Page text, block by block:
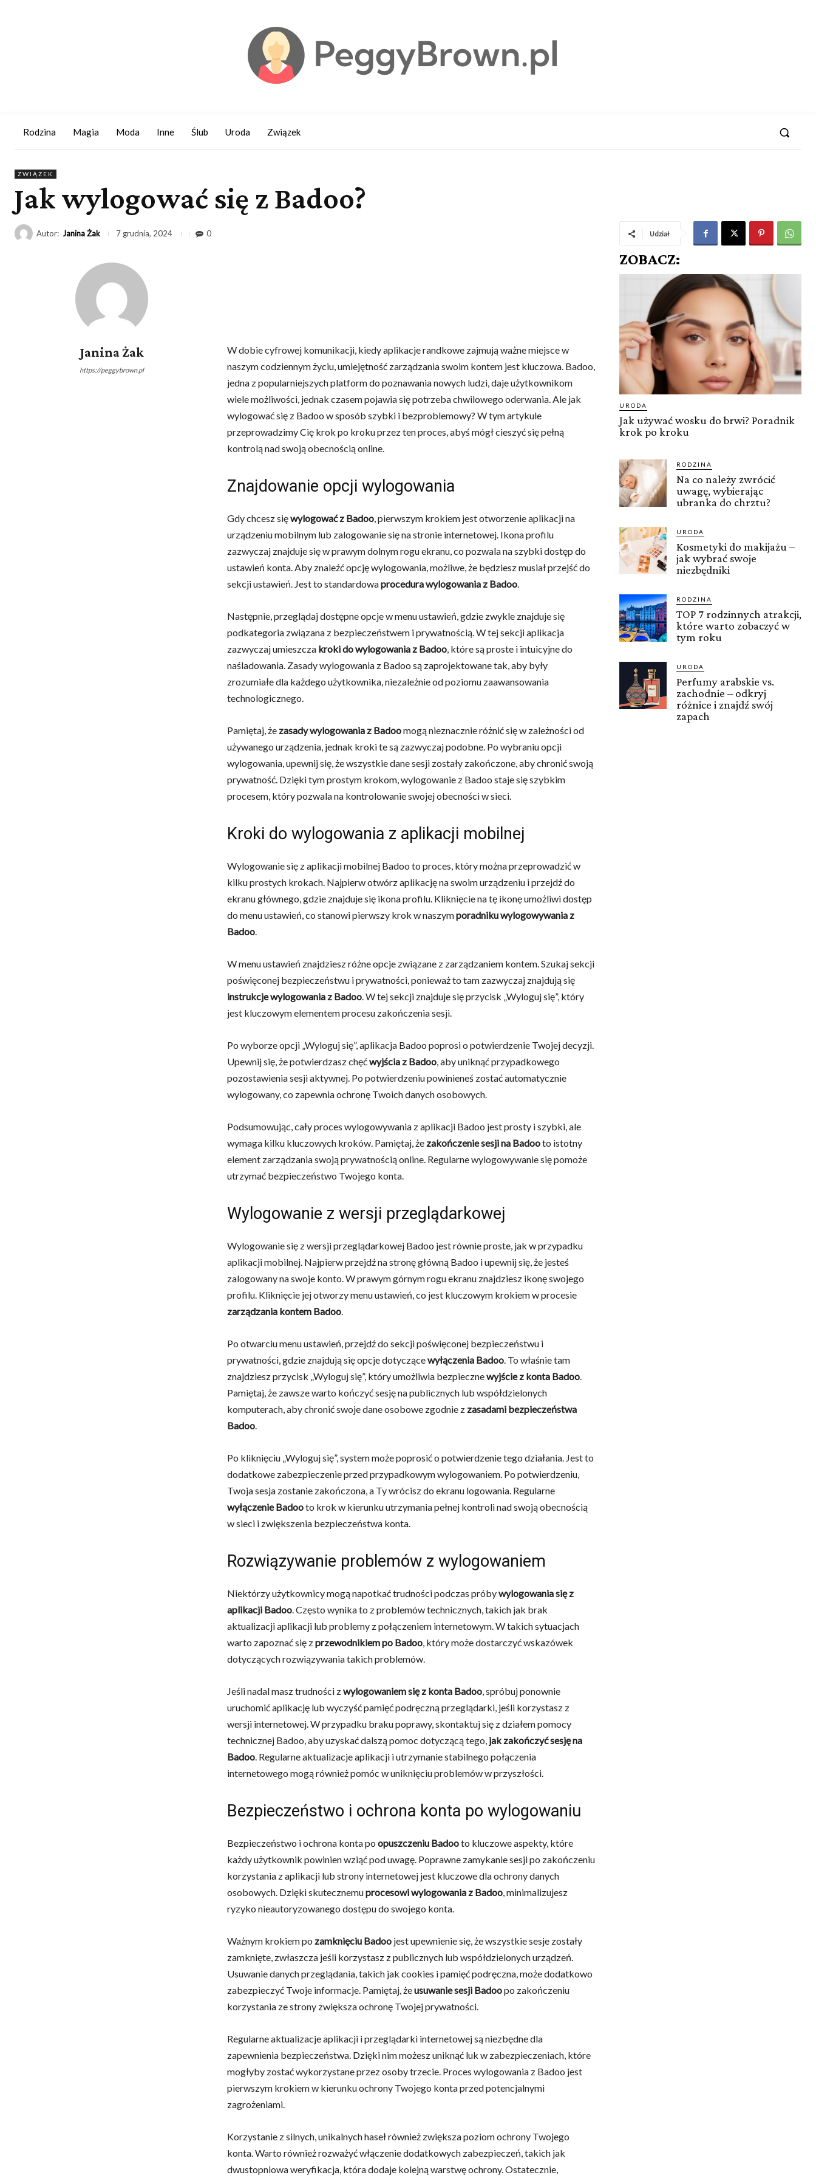
Rodzina Magia Moda Inne Ślub Uroda Związek
ZWIĄZEK
Jak wylogować się z Badoo?
Autor: Janina Żak 7 grudnia, 2024 0 Udział
Janina Żak
https://peggybrown.pl
W dobie cyfrowej komunikacji, kiedy aplikacje randkowe zajmują ważne miejsce w
naszym codziennym życiu, umiejętność zarządzania swoim kontem jest kluczowa. Badoo,
jedna z popularniejszych platform do poznawania nowych ludzi, daje użytkownikom
wiele możliwości, jednak czasem pojawia się potrzeba chwilowego oderwania. Ale jak
wylogować się z Badoo w sposób szybki i bezproblemowy? W tym artykule
przeprowadzimy Cię krok po kroku przez ten proces, abyś mógł cieszyć się pełną
kontrolą nad swoją obecnością online.
Znajdowanie opcji wylogowania
Gdy chcesz sięwylogować z Badoo, pierwszym krokiem jest otworzenie aplikacji na
urządzeniu mobilnym lub zalogowanie się na stronie internetowej. Ikona profilu
zazwyczaj znajduje się w prawym dolnym rogu ekranu, co pozwala na szybki dostęp do
ustawień konta. Aby znaleźć opcję wylogowania, możliwe, że będziesz musiał przejść do
sekcji ustawień. Jest to standardowaprocedura wylogowania z Badoo.
Następnie, przeglądaj dostępne opcje w menu ustawień, gdzie zwykle znajduje się
podkategoria związana z bezpieczeństwem i prywatnością. W tej sekcji aplikacja
zazwyczaj umieszcza kroki do wylogowania z Badoo, które są proste i intuicyjne do
naśladowania. Zasady wylogowania z Badoo są zaprojektowane tak, aby były
zrozumiałe dla każdego użytkownika, niezależnie od poziomu zaawansowania
technologicznego.
Pamiętaj, że zasady wylogowania z Badoomogą nieznacznie różnić się w zależności od
używanego urządzenia, jednak kroki te są zazwyczaj podobne. Po wybraniu opcji
wylogowania, upewnij się, że wszystkie dane sesji zostały zakończone, aby chronić swoją
prywatność. Dzięki tym prostym krokom, wylogowanie z Badoo staje się szybkim
procesem, który pozwala na kontrolowanie swojej obecności w sieci.
Kroki do wylogowania z aplikacji mobilnej
Wylogowanie się z aplikacji mobilnej Badoo to proces, który można przeprowadzić w
kilku prostych krokach. Najpierw otwórz aplikację na swoim urządzeniu i przejdź do
ekranu głównego, gdzie znajduje się ikona profilu. Kliknięcie na tę ikonę umożliwi dostęp
do menu ustawień, co stanowi pierwszy krok w naszymporadniku wylogowywania z
Badoo.
W menu ustawień znajdziesz różne opcje związane z zarządzaniem kontem. Szukaj sekcji
poświęconej bezpieczeństwu i prywatności, ponieważ to tam zazwyczaj znajdują się
instrukcje wylogowania z Badoo. W tej sekcji znajduje się przycisk „Wyloguj się”, który
jest kluczowym elementem procesu zakończenia sesji.
Po wyborze opcji „Wyloguj się”, aplikacja Badoo poprosi o potwierdzenie Twojej decyzji.
Upewnij się, że potwierdzasz chęćwyjścia z Badoo, aby uniknąć przypadkowego
pozostawienia sesji aktywnej. Po potwierdzeniu powinieneś zostać automatycznie
wylogowany, co zapewnia ochronę Twoich danych osobowych.
Podsumowując, cały proces wylogowywania z aplikacji Badoo jest prosty i szybki, ale
wymaga kilku kluczowych kroków. Pamiętaj, że zakończenie sesji na Badooto istotny
element zarządzania swoją prywatnością online. Regularne wylogowywanie się pomoże
utrzymać bezpieczeństwo Twojego konta.
Wylogowanie z wersji przeglądarkowej
Wylogowanie się z wersji przeglądarkowej Badoo jest równie proste, jak w przypadku
aplikacji mobilnej. Najpierw przejdź na stronę główną Badoo i upewnij się, że jesteś
zalogowany na swoje konto. W prawym górnym rogu ekranu znajdziesz ikonę swojego
profilu. Kliknięcie jej otworzy menu ustawień, co jest kluczowym krokiem w procesie
zarządzania kontem Badoo.
Po otwarciu menu ustawień, przejdź do sekcji poświęconej bezpieczeństwu i
prywatności, gdzie znajdują się opcje dotyczącewyłączenia Badoo. To właśnie tam
znajdziesz przycisk „Wyloguj się”, który umożliwia bezpiecznewyjście z konta Badoo.
Pamiętaj, że zawsze warto kończyć sesję na publicznych lub współdzielonych
komputerach, aby chronić swoje dane osobowe zgodnie z zasadami bezpieczeństwa
Badoo.
Po kliknięciu „Wyloguj się”, system może poprosić o potwierdzenie tego działania. Jest to
dodatkowe zabezpieczenie przed przypadkowym wylogowaniem. Po potwierdzeniu,
Twoja sesja zostanie zakończona, a Ty wrócisz do ekranu logowania. Regularne
wyłączenie Badooto krok w kierunku utrzymania pełnej kontroli nad swoją obecnością
w sieci i zwiększenia bezpieczeństwa konta.
Rozwiązywanie problemów z wylogowaniem
Niektórzy użytkownicy mogą napotkać trudności podczas próbywylogowania się z
aplikacji Badoo. Często wynika to z problemów technicznych, takich jak brak
aktualizacji aplikacji lub problemy z połączeniem internetowym. W takich sytuacjach
warto zapoznać się zprzewodnikiem po Badoo, który może dostarczyć wskazówek
dotyczących rozwiązywania takich problemów.
Jeśli nadal masz trudności zwylogowaniem się z konta Badoo, spróbuj ponownie
uruchomić aplikację lub wyczyść pamięć podręczną przeglądarki, jeśli korzystasz z
wersji internetowej. W przypadku braku poprawy, skontaktuj się z działem pomocy
technicznej Badoo, aby uzyskać dalszą pomoc dotyczącą tego, jak zakończyć sesję na
Badoo. Regularne aktualizacje aplikacji i utrzymanie stabilnego połączenia
internetowego mogą również pomóc w uniknięciu problemów w przyszłości.
Bezpieczeństwo i ochrona konta po wylogowaniu
Bezpieczeństwo i ochrona konta po opuszczeniu Badooto kluczowe aspekty, które
każdy użytkownik powinien wziąć pod uwagę. Poprawne zamykanie sesji po zakończeniu
korzystania z aplikacji lub strony internetowej jest kluczowe dla ochrony danych
osobowych. Dzięki skutecznemuprocesowi wylogowania z Badoo, minimalizujesz
ryzyko nieautoryzowanego dostępu do swojego konta.
Ważnym krokiem po zamknięciu Badoo jest upewnienie się, że wszystkie sesje zostały
zamknięte, zwłaszcza jeśli korzystasz z publicznych lub współdzielonych urządzeń.
Usuwanie danych przeglądania, takich jak cookies i pamięć podręczna, może dodatkowo
zabezpieczyć Twoje informacje. Pamiętaj, żeusuwanie sesji Badoopo zakończeniu
korzystania ze strony zwiększa ochronę Twojej prywatności.
Regularne aktualizacje aplikacji i przeglądarki internetowej są niezbędne dla
zapewnienia bezpieczeństwa. Dzięki nim możesz uniknąć luk w zabezpieczeniach, które
mogłyby zostać wykorzystane przez osoby trzecie. Proces wylogowania z Badoo jest
pierwszym krokiem w kierunku ochrony Twojego konta przed potencjalnymi
zagrożeniami.
Korzystanie z silnych, unikalnych haseł również zwiększa poziom ochrony Twojego
konta. Warto również rozważyć włączenie dodatkowych zabezpieczeń, takich jak
dwustopniowa weryfikacja, która dodaje kolejną warstwę ochrony. Ostatecznie,
ZOBACZ:
URODA
Jak używać wosku do brwi? Poradnik
krok po kroku
RODZINA
Na co należy zwrócić
uwagę, wybierając
ubranka do chrztu?
URODA
Kosmetyki do makijażu –
jak wybrać swoje
niezbędniki
RODZINA
TOP 7 rodzinnych atrakcji,
które warto zobaczyć w
tym roku
URODA
Perfumy arabskie vs.
zachodnie – odkryj
różnice i znajdź swój
zapach